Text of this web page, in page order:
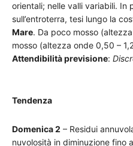
orientali; nelle valli variabili. In
sull’entroterra, tesi lungo la
Mare. Da poco mosso
mosso (altezza onde 0,50 –
Attendibilità previsione:
Tendenza
Domenica 2 – Residui
nuvolosità in diminuzione fino